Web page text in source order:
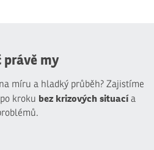
právě my
míru a hladký průběh? Zajistíme
kroku bez krizových situacía